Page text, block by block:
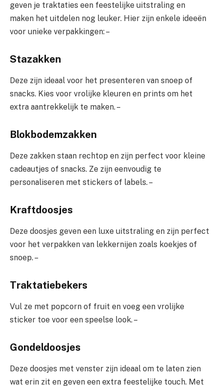
geven je traktaties een feestelijke uitstraling en
maken het uitdelen nog leuker. Hier zijn enkele ideeën
voor unieke verpakkingen: –
Stazakken
Deze zijn ideaal voor het presenteren van snoep of
snacks. Kies voor vrolijke kleuren en prints om het
extra aantrekkelijk te maken. –
Blokbodemzakken
Deze zakken staan rechtop en zijn perfect voor kleine
cadeautjes of snacks. Ze zijn eenvoudig te
personaliseren met stickers of labels. –
Kraftdoosjes
Deze doosjes geven een luxe uitstraling en zijn perfect
voor het verpakken van lekkernijen zoals koekjes of
snoep. –
Traktatiebekers
Vul ze met popcorn of fruit en voeg een vrolijke
sticker toe voor een speelse look. –
Gondeldoosjes
Deze doosjes met venster zijn ideaal om te laten zien
wat erin zit en geven een extra feestelijke touch. Met